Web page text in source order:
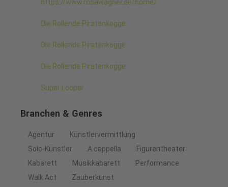
https://www.rosawagner.de/home/
Die Rollende Piratenkogge
Die Rollende Piratenkogge
Die Rollende Piratenkogge
Super Looper
Branchen & Genres
Agentur
Künstlervermittlung
Solo-Künstler
A cappella
Figurentheater
Kabarett
Musikkabarett
Performance
Walk Act
Zauberkunst